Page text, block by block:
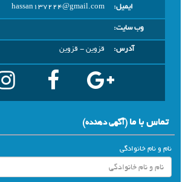
ایمیل:
hassan137224@gmail.com
وب سایت:
آدرس:
قزوين - قزوین
تماس با ما(آگهي دهنده)
نام و نام خانوادگی